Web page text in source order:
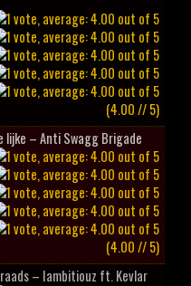
(4.00 // 5)
lijke – Anti Swagg Brigade
(4.00 // 5)
– Iambitiouz ft. Kevlar